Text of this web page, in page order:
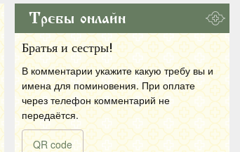
Требы онлайн
Братья и сестры!
В комментарии укажите какую требу вы и
имена для поминовения. При оплате
через телефон комментарий не
передаётся.
QR code